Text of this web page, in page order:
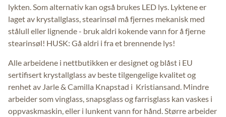
lykten. Som alternativ kan også brukes LED lys. Lyktene er
laget av krystallglass, stearinsøl må fjernes mekanisk med
stålull eller lignende - bruk aldri kokende vann for å fjerne
stearinsøl! HUSK: Gå aldri i fra et brennende lys!
Alle arbeidene i nettbutikken er designet og blåst i EU
sertifisert krystallglass av beste tilgengelige kvalitet og
renhet av Jarle & Camilla Knapstad i Kristiansand. Mindre
arbeider som vinglass, snapsglass og farrisglass kan vaskes i
oppvaskmaskin, eller i lunkent vann for hånd. Større arbeider